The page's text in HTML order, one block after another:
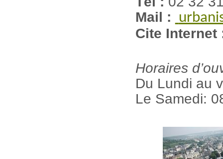
Mail :
Cite Internet
Horaires
Du Lundi au
Le Samedi: